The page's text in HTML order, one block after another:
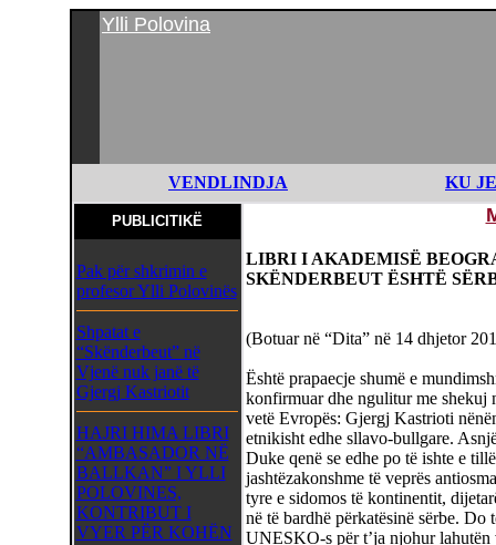
Ylli Polovina
VENDLINDJA KU
PUBLICITIKË
Pak për shkrimin e
profesor Ylli Polovinës
Shpatat e
“Skënderbeut” në
Vjenë nuk janë të
Gjergj Kastriotit
HAJRI HIMA LIBRI
“AMBASADOR NË
BALLKAN” I YLLI
POLOVINES,
KONTRIBUT I
VYER PËR KOHËN
LIBRI I AKADEMISË
SKËNDERBEUT ËSHTË
(Botuar në “Dita” në 14 dhjetor
Është prapaecje shumë e
konfirmuar dhe ngulitur me shekuj
vetë Evropës: Gjergj Kastrioti
etnikisht edhe sllavo-bullgare.
Duke qenë se edhe po të ishte e
jashtëzakonshme të veprës
tyre e sidomos të kontinentit,
në të bardhë përkatësinë sërbe.
UNESKO-s për t’ja njohur lahutën